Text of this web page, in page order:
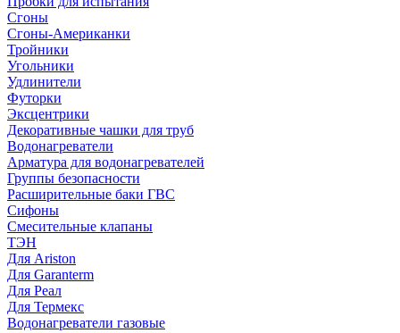
Сгоны
Сгоны-Американки
Тройники
Угольники
Удлинители
Футорки
Эксцентрики
Декоративные чашки для труб
Водонагреватели
Арматура для водонагревателей
Группы безопасности
Расширительные баки ГВС
Сифоны
Смесительные клапаны
ТЭН
Для Ariston
Для Garanterm
Для Реал
Для Термекс
Водонагреватели газовые